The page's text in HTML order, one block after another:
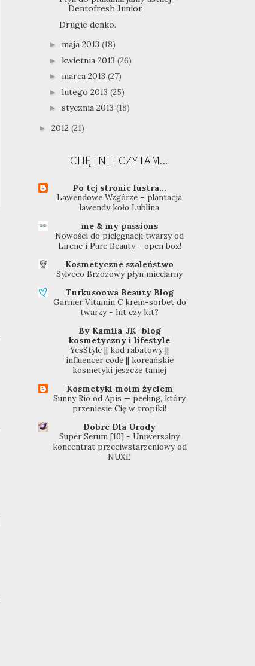
Dentofresh Junior
Drugie denko.
► maja 2013 (18)
► kwietnia 2013 (26)
► marca 2013 (27)
► lutego 2013 (25)
► stycznia 2013 (18)
► 2012 (21)
CHĘTNIE CZYTAM...
Po tej stronie lustra...
Lawendowe Wzgórze – plantacja
lawendy koło Lublina
me & my passions
Nowości do pielęgnacji twarzy od
Lirene i Pure Beauty - open box!
Kosmetyczne szaleństwo
Sylveco Brzozowy płyn micelarny
Turkusoowa Beauty Blog
Garnier Vitamin C krem-sorbet do
twarzy - hit czy kit?
By Kamila-JK- blog
kosmetyczny i lifestyle
YesStyle || kod rabatowy ||
influencer code || koreańskie
kosmetyki jeszcze taniej
Kosmetyki moim życiem
Sunny Rio od Apis — peeling, który
przeniesie Cię w tropiki!
Dobre Dla Urody
Super Serum [10] - Uniwersalny
koncentrat przeciwstarzeniowy od
NUXE